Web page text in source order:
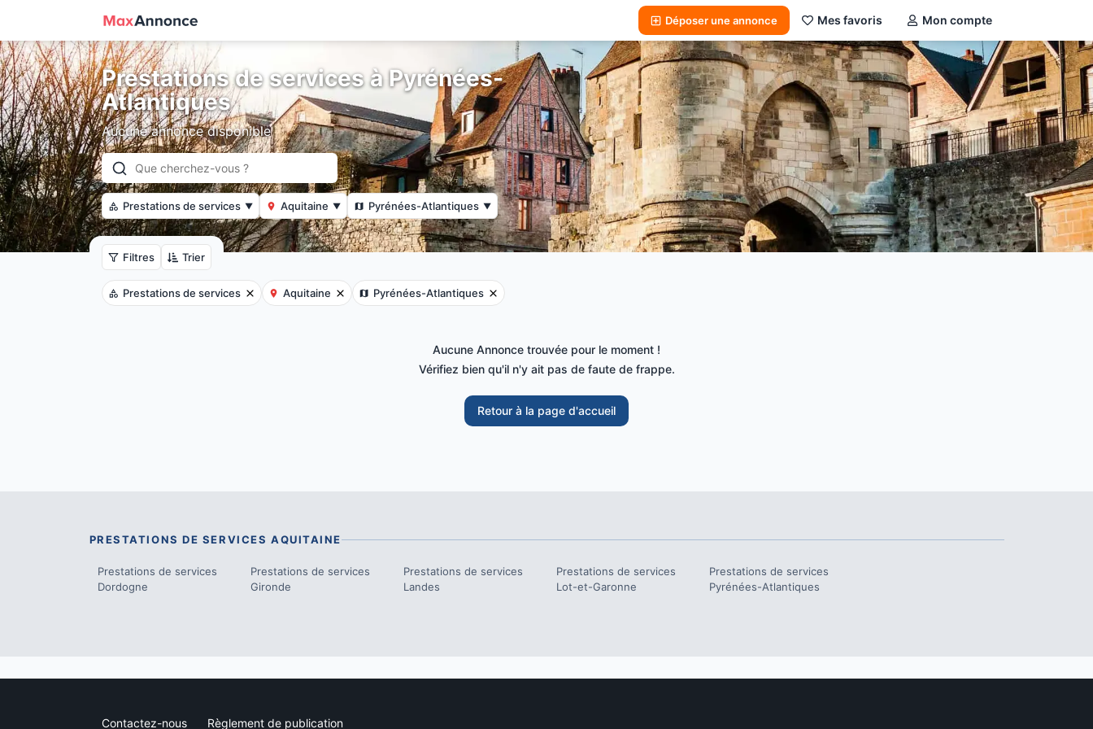
Déposer une annonce Mes favoris Mon compte
Prestations de services à Pyrénées-
Atlantiques
Aucune annonce disponible
Prestations de services ▼ Aquitaine ▼ Pyrénées-Atlantiques ▼
Filtres Trier
Prestations de services Aquitaine Pyrénées-Atlantiques
Aucune Annonce trouvée pour le moment !
Vérifiez bien qu'il n'y ait pas de faute de frappe.
Retour à la page d'accueil
PRESTATIONS DE SERVICES AQUITAINE
Prestations de services
Dordogne
Prestations de services
Gironde
Prestations de services
Landes
Prestations de services
Lot-et-Garonne
Prestations de services
Pyrénées-Atlantiques
Contactez-nous Règlement de publication